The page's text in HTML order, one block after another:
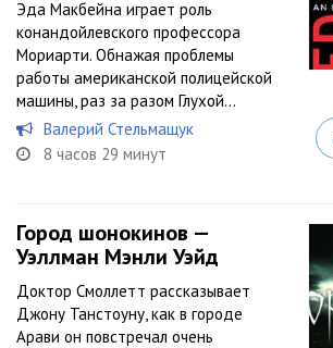
Эда Макбейна играет роль
конандойлевского профессора
Мориарти. Обнажая проблемы
работы американской полицейской
машины, раз за разом Глухой...
Валерий Стельмащук
8 часов 29 минут
Город шонокинов —
Уэллман Мэнли Уэйд
Доктор Смоллетт рассказывает
Джону Танстоуну, как в городе
Арави он повстречал очень